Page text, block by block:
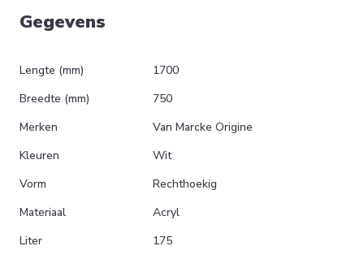
Gegevens
Lengte (mm)
1700
Breedte (mm)
750
Merken
Van Marcke Origine
Kleuren
Wit
Vorm
Rechthoekig
Materiaal
Acryl
Liter
175